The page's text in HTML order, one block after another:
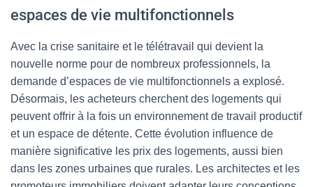
espaces de vie multifonctionnels
Avec la crise sanitaire et le télétravail qui devient la
nouvelle norme pour de nombreux professionnels, la
demande d’espaces de vie multifonctionnels a explosé.
Désormais, les acheteurs cherchent des logements qui
peuvent offrir à la fois un environnement de travail productif
et un espace de détente. Cette évolution influence de
manière significative les prix des logements, aussi bien
dans les zones urbaines que rurales. Les architectes et les